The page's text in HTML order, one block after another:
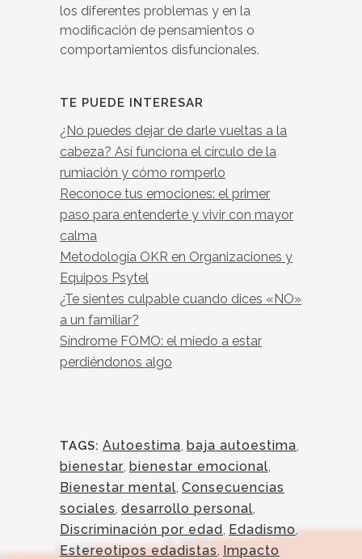
los diferentes problemas y en la
modificación de pensamientos o
comportamientos disfuncionales.
TE PUEDE INTERESAR
¿No puedes dejar de darle vueltas a la
cabeza? Así funciona el círculo de la
rumiación y cómo romperlo
Reconoce tus emociones: el primer
paso para entenderte y vivir con mayor
calma
Metodología OKR en Organizaciones y
Equipos Psytel
¿Te sientes culpable cuando dices «NO»
a un familiar?
Síndrome FOMO: el miedo a estar
perdiéndonos algo
TAGS: Autoestima, baja autoestima,
bienestar, bienestar emocional,
Bienestar mental, Consecuencias
sociales, desarrollo personal,
Discriminación por edad, Edadismo,
Estereotipos edadistas, Impacto